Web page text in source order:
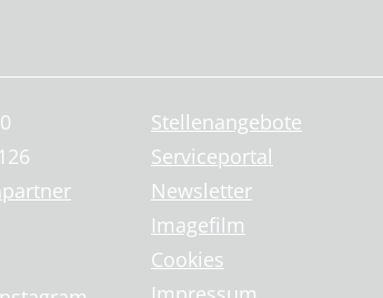
Stellenangebote
Serviceportal
Newsletter
Imagefilm
Cookies